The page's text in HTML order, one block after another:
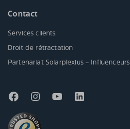
Contact
Services clients
Droit de rétractation
Partenariat Solarplexius – Influenceurs